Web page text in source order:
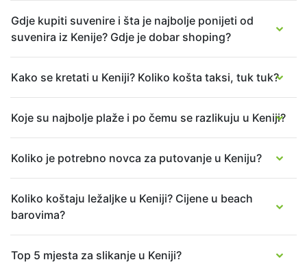
Gdje kupiti suvenire i šta je najbolje ponijeti od
suvenira iz Kenije? Gdje je dobar shoping?
Kako se kretati u Keniji? Koliko košta taksi, tuk tuk?
Koje su najbolje plaže i po čemu se razlikuju u Keniji?
Koliko je potrebno novca za putovanje u Keniju?
Koliko koštaju ležaljke u Keniji? Cijene u beach
barovima?
Top 5 mjesta za slikanje u Keniji?